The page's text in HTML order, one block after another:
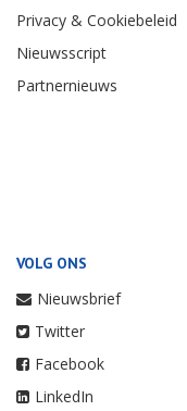
Privacy & Cookiebeleid
Nieuwsscript
Partnernieuws
VOLG ONS
Nieuwsbrief
Twitter
Facebook
LinkedIn